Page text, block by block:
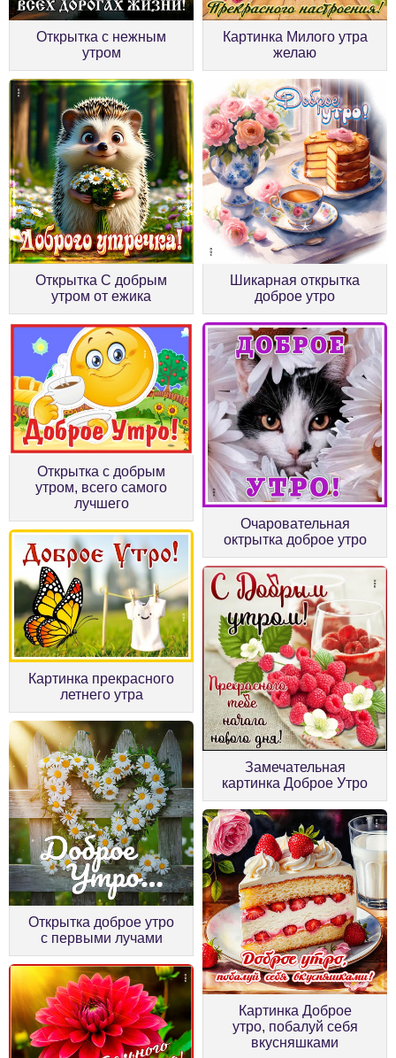
Открытка с нежным
утром
Картинка Милого утра
желаю
Открытка С добрым
утром от ежика
Шикарная открытка
доброе утро
Открытка с добрым
утром, всего самого
лучшего
Очаровательная
октрытка доброе утро
Картинка прекрасного
летнего утра
Замечательная
картинка Доброе Утро
Открытка доброе утро
с первыми лучами
Картинка Доброе
утро, побалуй себя
вкусняшками